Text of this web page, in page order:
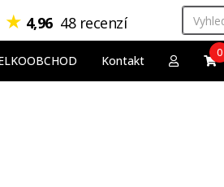
★ 4,96 48 recenzí
Kontakt
0